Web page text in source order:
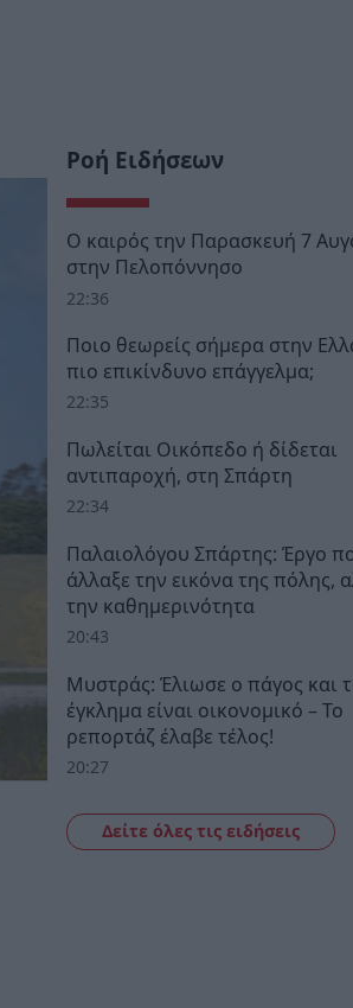
Ροή Ειδήσεων
Ο καιρός την Παρασκευή 7
στην Πελοπόννησο
22:36
Ποιο θεωρείς σήμερα στην
πιο επικίνδυνο επάγγελμα;
22:35
Πωλείται Οικόπεδο ή δίδεται
αντιπαροχή, στη Σπάρτη
22:34
Παλαιολόγου Σπάρτης: Έργο
άλλαξε την εικόνα της πόλης,
την καθημερινότητα
20:43
Μυστράς: Έλιωσε ο πάγος και
έγκλημα είναι οικονομικό – Το
ρεπορτάζ έλαβε τέλος!
20:27
Δείτε όλες τις ειδήσεις